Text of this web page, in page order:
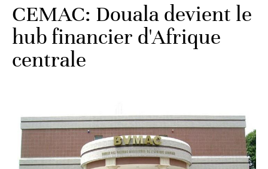
CEMAC: Douala devient le
hub financier d'Afrique
centrale